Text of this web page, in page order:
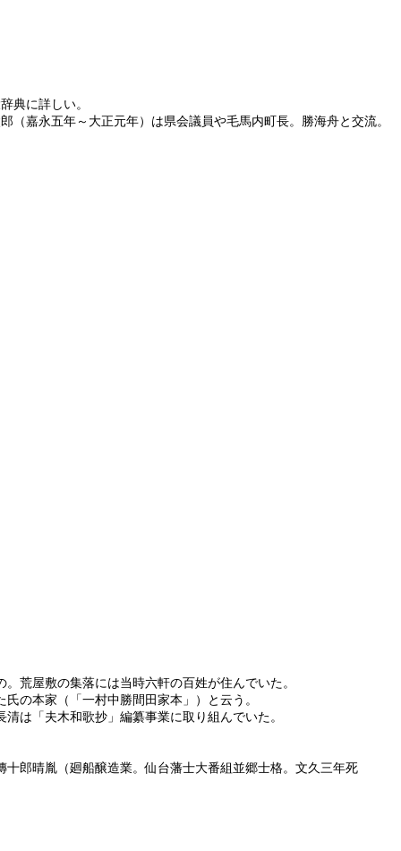
典に詳しい。
嘉永五年～大正元年）は県会議員や毛馬内町長。勝海舟と交流。
荒屋敷の集落には当時六軒の百姓が住んでいた。
の本家（「一村中勝間田家本」）と云う。
は「夫木和歌抄」編纂事業に取り組んでいた。
郎晴胤（廻船醸造業。仙台藩士大番組並郷士格。文久三年死